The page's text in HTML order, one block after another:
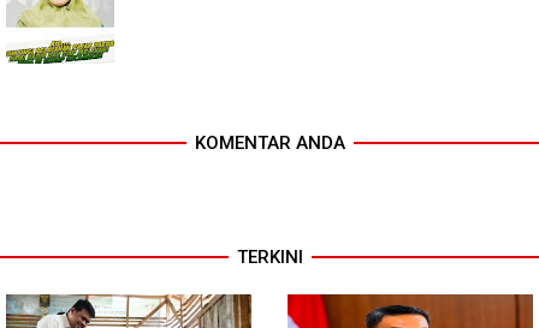
KOMENTAR ANDA
TERKINI